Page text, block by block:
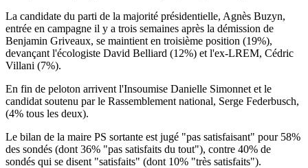
La candidate du parti de la majorité présidentielle, Agnès Buzyn,
entrée en campagne il y a trois semaines après la démission de
Benjamin Griveaux, se maintient en troisième position (19%),
devançant l'écologiste David Belliard (12%) et l'ex-LREM, Cédric
Villani (7%).
En fin de peloton arrivent l'Insoumise Danielle Simonnet et le
candidat soutenu par le Rassemblement national, Serge Federbusch,
(4% tous les deux).
Le bilan de la maire PS sortante est jugé "pas satisfaisant" pour 58%
des sondés (dont 36% "pas satisfaits du tout"), contre 40% de
sondés qui se disent "satisfaits" (dont 10% "très satisfaits").